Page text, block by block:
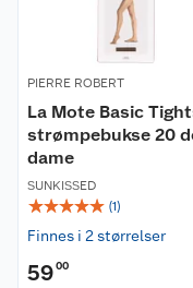
AUX-
strøm for å
USB-C
PIERRE ROBERT
La Mote Basic
strømpebukse 20
dame
SUNKISSED
☆☆☆☆☆ (1)
Finnes i 2 størrelser
5900